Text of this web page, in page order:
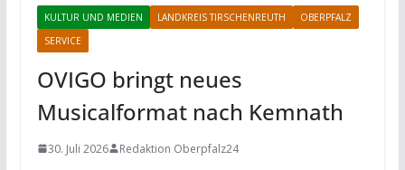
KULTUR UND MEDIEN LANDKREIS TIRSCHENREUTH
OBERPFALZ
SERVICE
OVIGO bringt neues
Musicalformat nach Kemnath
30. Juli 2026 Redaktion Oberpfalz24